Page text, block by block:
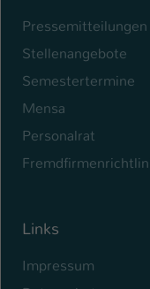
Pressemitteilungen
Stellenangebote
Semestertermine
Mensa
Personalrat
Links
Impressum